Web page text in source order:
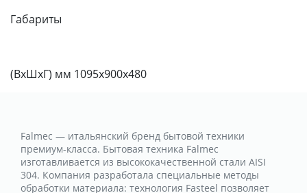
Габариты
(ВхШхГ) мм 1095х900х480
Falmec — итальянский бренд бытовой техники
премиум-класса. Бытовая техника Falmec
изготавливается из высококачественной стали AISI
304. Компания разработала специальные методы
обработки материала: технология Fasteel позволяет